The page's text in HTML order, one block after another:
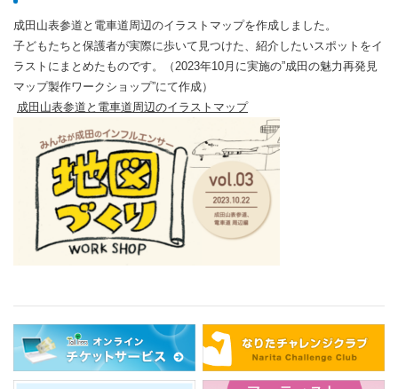
成田山表参道と電車道周辺のイラストマップを作成しました。
子どもたちと保護者が実際に歩いて見つけた、紹介したいスポットをイ
ラストにまとめたものです。（2023年10月に実施の”成田の魅力再発見
マップ製作ワークショップ”にて作成）
成田山表参道と電車道周辺のイラストマップ